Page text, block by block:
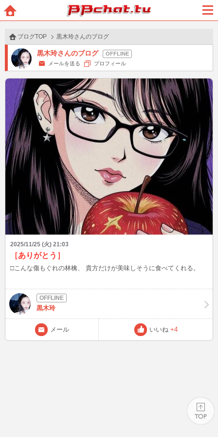
BBchatTV
ブログTOP 黒木玲さんのブログ
黒木玲さんのブログ
メールを送る プロフィール
2025/11/25 (火) 21:03
［ありがとう］
□こんな傷もぐれの林檎、 貴方だけが美味しそうに食べてくれる。
黒木玲
メール いいね +4